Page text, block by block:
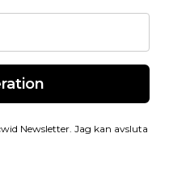
Newsletter. Jag kan avsluta